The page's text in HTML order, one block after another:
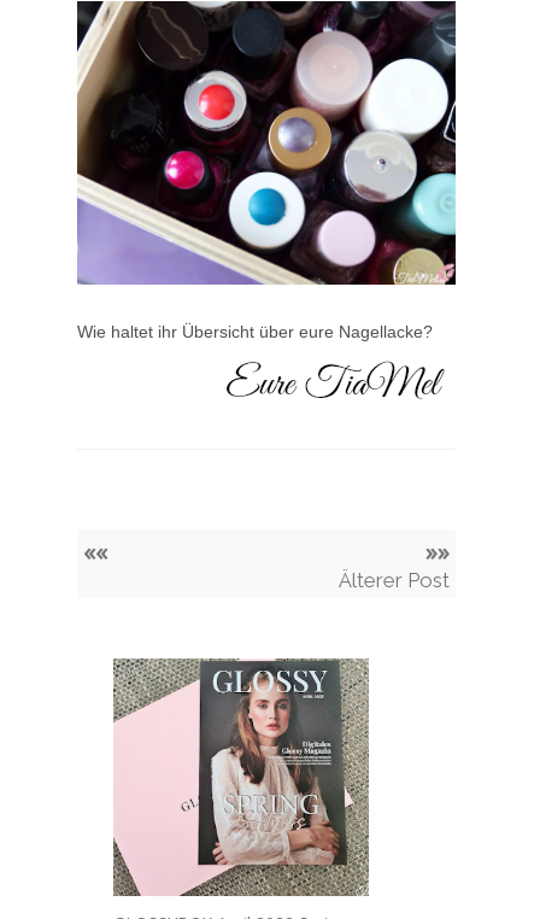
Wie haltet ihr Übersicht über eure Nagellacke?
«« »»
Älterer Post